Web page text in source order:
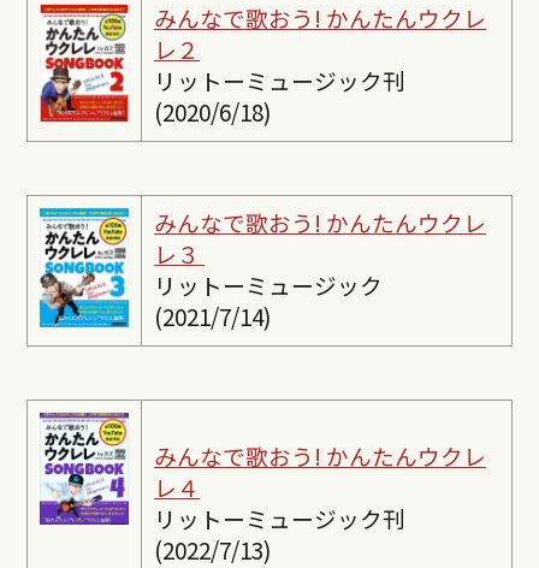
みんなで歌おう! かんたんウクレ
レ２
リットーミュージック刊
(2020/6/18)
みんなで歌おう! かんたんウクレ
レ３
リットーミュージック
(2021/7/14)
みんなで歌おう! かんたんウクレ
レ４
リットーミュージック刊
(2022/7/13)